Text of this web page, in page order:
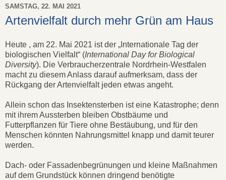
SAMSTAG, 22. MAI 2021
Artenvielfalt durch mehr Grün am Haus
Heute , am 22. Mai 2021 ist der „Internationale Tag der
biologischen Vielfalt“ (International Day for Biological
Diversity). Die Verbraucherzentrale Nordrhein-Westfalen
macht zu diesem Anlass darauf aufmerksam, dass der
Rückgang der Artenvielfalt jeden etwas angeht.
Allein schon das Insektensterben ist eine Katastrophe; denn
mit ihrem Aussterben bleiben Obstbäume und
Futterpflanzen für Tiere ohne Bestäubung, und für den
Menschen könnten Nahrungsmittel knapp und damit teurer
werden.
Dach- oder Fassadenbegrünungen und kleine Maßnahmen
auf dem Grundstück können dringend benötigte